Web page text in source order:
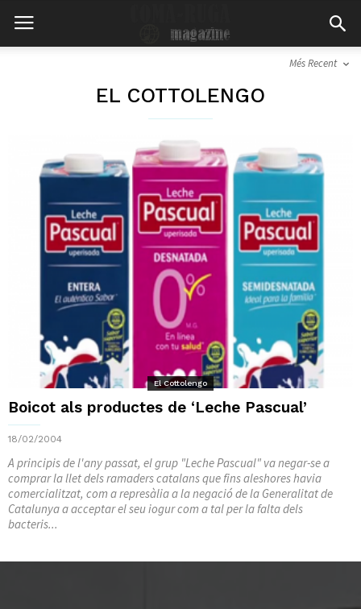
Més Recent
EL COTTOLENGO
El Cottolengo
Boicot als productes de ‘Leche Pascual’
18/02/2004
A principis de l'any passat, el grup "Leche Pascual" va negar-se a
comprar la llet dels ramaders catalans que fins aleshores havia
comercialitzat, com a represàlia a la negació de la Generalitat de
Catalunya a acceptar el seu iogur com a tal per la falta dels
bacteris...